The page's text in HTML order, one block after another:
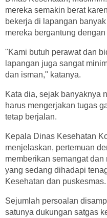
mereka semakin berat
bekerja di lapangan
mereka bergantung
"Kami butuh perawat dan
lapangan juga sangat
dan isman," katanya.
Kata dia, sejak banyaknya
harus mengerjakan tugas
tetap berjalan.
Kepala Dinas Kesehatan
menjelaskan, pertemuan
memberikan semangat
yang sedang dihadapi
Kesehatan dan puskesmas.
Sejumlah persoalan
satunya dukungan satgas